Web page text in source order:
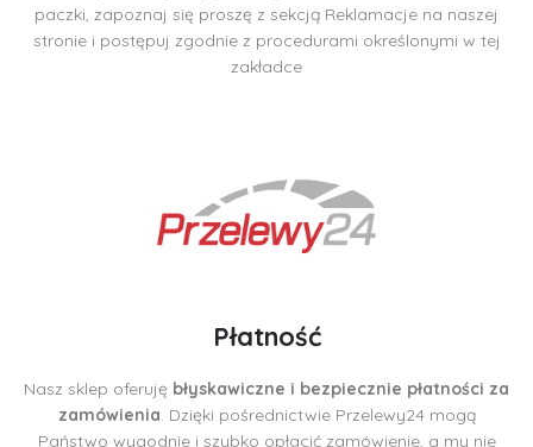
paczki, zapoznaj się proszę z sekcją Reklamacje na naszej
stronie i postępuj zgodnie z procedurami określonymi w tej
zakładce
Płatność
Nasz sklep oferuję błyskawiczne i bezpiecznie płatności za
zamówienia . Dzięki pośrednictwie Przelewy24 mogą
Państwo wygodnie i szybko opłacić zamówienie, a my nie